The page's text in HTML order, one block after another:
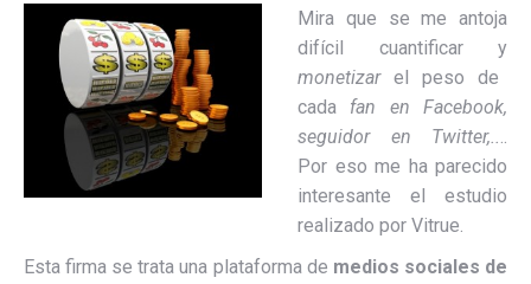
Mira que se me antoja
difícil cuantificar y
monetizarel peso de
cada fan en Facebook,
seguidor en Twitter,....
Por eso me ha parecido
interesante el estudio
realizado por Vitrue.
Esta firma se trata una plataforma de medios sociales de